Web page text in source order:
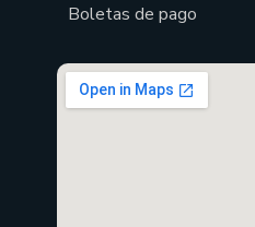
Boletas de pago